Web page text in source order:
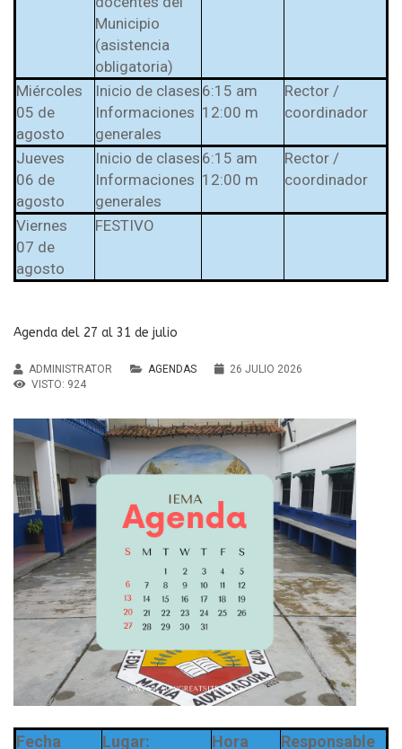
Municipio
(asistencia
obligatoria)
Miércoles
05 de
agosto
Inicio de clases
Informaciones
generales
6:15 am
12:00 m
Rector /
coordinador
Jueves
06 de
agosto
Inicio de clases
Informaciones
generales
6:15 am
12:00 m
Rector /
coordinador
Viernes
07 de
agosto
FESTIVO
Agenda del 27 al 31 de julio
ADMINISTRATOR AGENDAS
26 JULIO 2026
VISTO: 924
Fecha
Lugar:
Hora Responsable